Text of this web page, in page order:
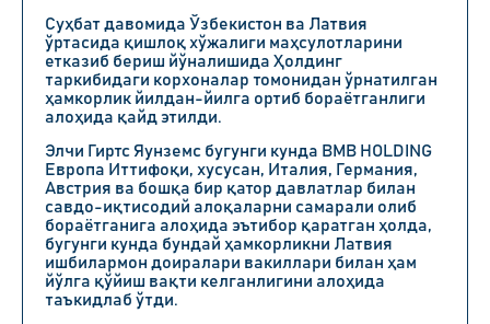
Суҳбат давомида Ўзбекистон ва Латвия
ўртасида қишлоқ хўжалиги маҳсулотларини
етказиб бериш йўналишида Ҳолдинг
таркибидаги корхоналар томонидан ўрнатилган
ҳамкорлик йилдан-йилга ортиб бораётганлиги
алоҳида қайд этилди.
Элчи Гиртс Яунземс бугунги кунда BMB HOLDING
Европа Иттифоқи, хусусан, Италия, Германия,
Австрия ва бошқа бир қатор давлатлар билан
савдо-иқтисодий алоқаларни самарали олиб
бораётганига алоҳида эътибор қаратган ҳолда,
бугунги кунда бундай ҳамкорликни Латвия
ишбилармон доиралари вакиллари билан ҳам
йўлга қўйиш вақти келганлигини алоҳида
таъкидлаб ўтди.